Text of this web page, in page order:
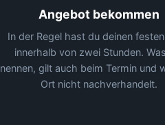
Angebot bekommen
In der Regel hast du deinen
innerhalb von zwei Stunden.
nennen, gilt auch beim Termin und
Ort nicht nachverhandelt.